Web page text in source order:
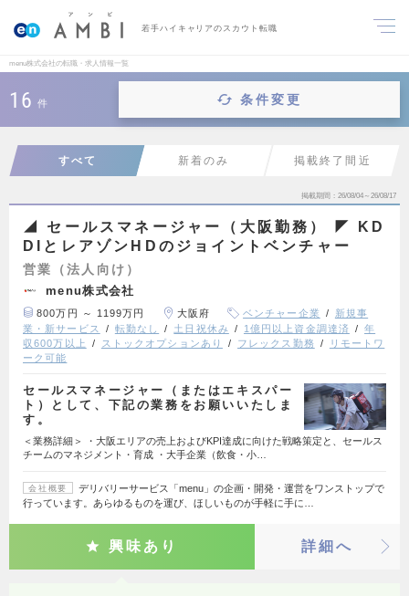
若手ハイキャリアのスカウト転職
menu株式会社の転職・求人情報一覧
16 件 条件変更
すべて 新着のみ 掲載終了間近
掲載期間 26/08/04～26/08/17
◢ セールスマネージャー（大阪勤務） ◤ KD
DIとレアゾンHDのジョイントベンチャー
営業（法人向け）
menu株式会社
800万円 ～ 1199万円 大阪府 ベンチャー企業
新規事
業・新サービス
転勤なし 土日祝休み 1億円以上資金調達済
年
収600万以上
ストックオプションあり フレックス勤務
リモートワ
ーク可能
セールスマネージャー（またはエキスパー
ト）として、下記の業務をお願いいたしま
す。
＜業務詳細＞ ・大阪エリアの売上およびKPI達成に向けた戦略策定と、セールス
チームのマネジメント・育成 ・大手企業（飲食・小…
会社概要
デリバリーサービス「menu」の企画・開発・運営をワンストップで
行っています。あらゆるものを運び、ほしいものが手軽に手に…
興味あり 詳細へ